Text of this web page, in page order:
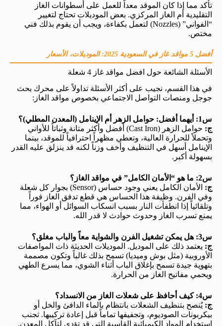
تأكد مما إذا كان الموقد معداً للعمل على أسطوانات الغاز
التقليدية أم الغاز المركزي. بعض الموديلات تحتاج لتغيير
“الفواني” (Nozzles) لتعمل بكفاءة، ويجب أن يقوم بذلك فني
مختص.
أفضل 5 مواقد غاز في السعودية 2025: الموديلات، الأسعار
الأسئلة الشائعة حول افضل مواقد غاز 4 شعلة
في هذا القسم، نجيب على أكثر الأسئلة تداولاً على محرك بحث
جوجل ومنصات التواصل الاجتماعي بخصوص مواقد الغاز:
س1: أيهما أفضل: حوامل الزهر أم الإينامل (المعدن المطلي)؟
ج:
حوامل الزهر (Cast Iron) أفضل وأكثر متانة وثباتاً للأواني
وتحملاً للحرارة العالية، وتعطي مظهراً احترافياً للموقد، بينما
الإينامل أسهل في التنظيف وأخف وزناً لكنه قد ينزلق عليه القدر
بسهولة أكبر.
س2: ما هو “الأمان الكامل” في مواقد الغاز؟
ج:
الأمان الكامل يعني وجود حساس (Sensor) بجوار كل شعلة
وفي الفرن. وظيفة هذا الحساس هي قطع تدفق الغاز فوراً
وتلقائياً إذا انطفأت النار بسبب انسكاب السوائل أو الهواء، مما
يمنع تسرب الغاز وحدوث حوادث لا قدر الله.
س3: هل يمكن تشغيل الفرن والشواية معاً والباب مغلق؟
ج: يعتمد ذلك على الموديل. الموديلات الحديثة ذات المواصفات
الأوروبية (مثل بوش وميديا) تسمح بذلك غالباً وتكون مصممة
بتهوية جيدة تسمح بإغلاق الباب أثناء الشوي، مما يسرع الطهي
ويحمي مفاتيح الغاز من الحرارة.
س4: كيف أحافظ على شعلات الغاز من الانسداد؟
ج: يُنصح بتنظيف الشعلات بانتظام بالماء الدافئ والخل أو
بيكربونات الصوديوم، وتجفيفها تماماً قبل إعادة تركيبها. تجنب
استخدام المواد الكيميائية القاسية التي قد تؤدي لتآكل المعدن.